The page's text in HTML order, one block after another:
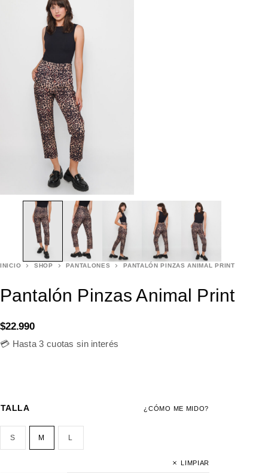
INICIO SHOP PANTALONES PANTALÓN PINZAS ANIMAL PRINT
Pantalón Pinzas Animal Print
$22.990
💳 Hasta 3 cuotas sin interés
¿CÓMO ME MIDO?
TALLA
S M L
LIMPIAR